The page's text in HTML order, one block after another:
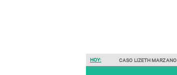
HOY: CASO LIZETH MARZANO